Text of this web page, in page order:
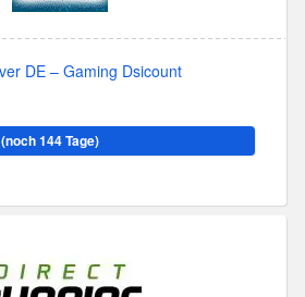
DE – Gaming Dsicount
(noch 144 Tage)